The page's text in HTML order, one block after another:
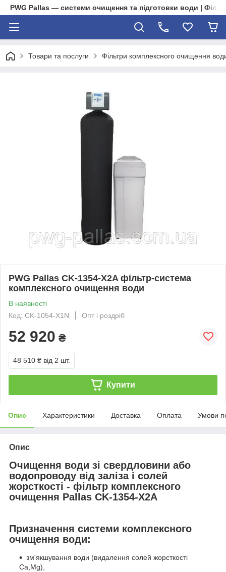
PWG Pallas — системи очищення та підготовки води |
Товари та послуги Фільтри комплексного очищення
PWG Pallas CK-1354-X2A фільтр-система
комплексного очищення води
В наявності
Код: CK-1054-X1N
Опт і роздріб
52 920 ₴
48 510 ₴ від 2 шт.
Купити
Опис Характеристики Доставка Оплата Умови
Опис
Очищення води зі свердловини або
водопроводу від заліза і солей
жорсткості - фільтр комплексного
очищення Pallas CK-1354-X2A
Призначення системи комплексного
очищення води:
зм'якшування води (видалення солей жорсткості
Ca,Mg),